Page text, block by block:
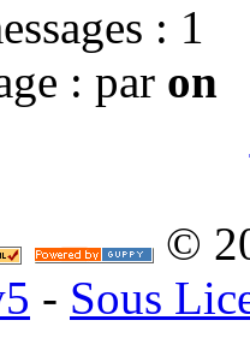
: 1
: par on
©
- Sous